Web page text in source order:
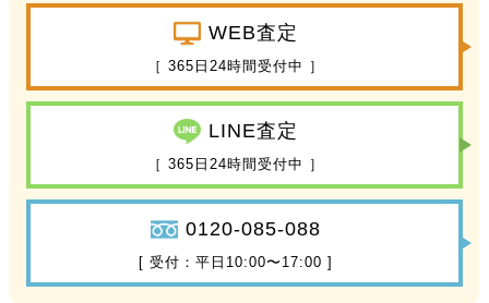
WEB査定
［ 365日24時間受付中 ］
LINE査定
［ 365日24時間受付中 ］
0120-085-088
[ 受付：平日10:00〜17:00 ]